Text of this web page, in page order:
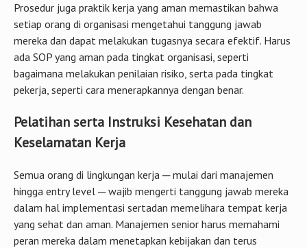
Prosedur juga praktik kerja yang aman memastikan bahwa
setiap orang di organisasi mengetahui tanggung jawab
mereka dan dapat melakukan tugasnya secara efektif. Harus
ada SOP yang aman pada tingkat organisasi, seperti
bagaimana melakukan penilaian risiko, serta pada tingkat
pekerja, seperti cara menerapkannya dengan benar.
Pelatihan serta Instruksi Kesehatan dan
Keselamatan Kerja
Semua orang di lingkungan kerja ─ mulai dari manajemen
hingga entry level ─ wajib mengerti tanggung jawab mereka
dalam hal implementasi sertadan memelihara tempat kerja
yang sehat dan aman. Manajemen senior harus memahami
peran mereka dalam menetapkan kebijakan dan terus